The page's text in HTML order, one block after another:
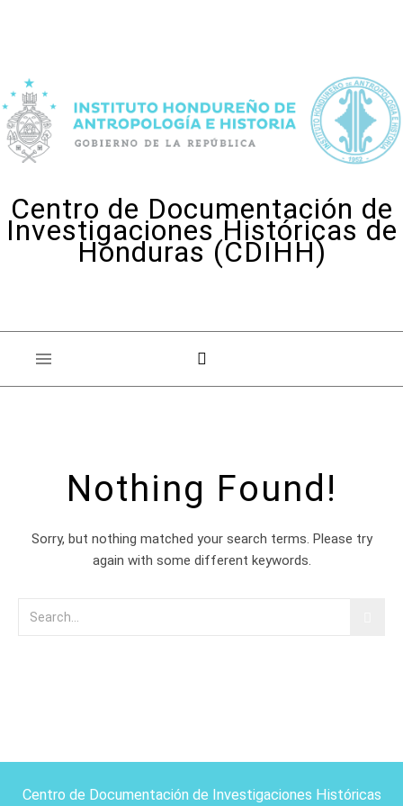
Centro de Documentación de
Investigaciones Históricas de
Honduras (CDIHH)
Nothing Found!
Sorry, but nothing matched your search terms. Please try
again with some different keywords.
Centro de Documentación de Investigaciones Históricas